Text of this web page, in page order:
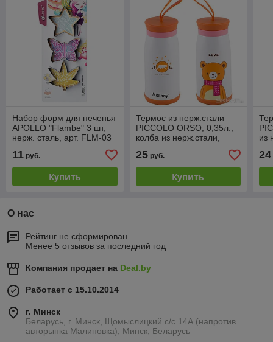
Набор форм для печенья
APOLLO "Flambe" 3 шт,
нерж. сталь, арт. FLM-03
11 руб.
Купить
Термос из нерж.стали
PICCOLO ORSO, 0,35л.,
колба из нерж.стали,
25руб.
Купить
из
24
О нас
Рейтинг не сформирован
Менее 5 отзывов за последний год
Компания продает на Deal.by
Работает с 15.10.2014
г. Минск
Беларусь, г. Минск, Щомыслицкий с/с 14А (напротив
авторынка Малиновка), Минск, Беларусь